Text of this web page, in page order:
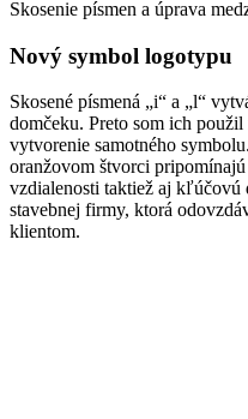
Skosenie písmen a úprava
Nový symbol logotypu
Skosené písmená „i“ a „l“
domčeku. Preto som ich
vytvorenie samotného
oranžovom štvorci
vzdialenosti taktiež aj kľúčovú
stavebnej firmy, ktorá
klientom.